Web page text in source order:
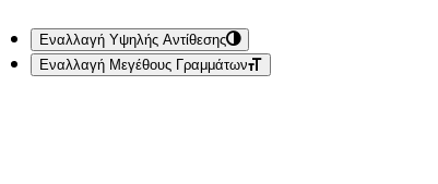
Εναλλαγή Υψηλής Αντίθεσης
Εναλλαγή Μεγέθους Γραμμάτων